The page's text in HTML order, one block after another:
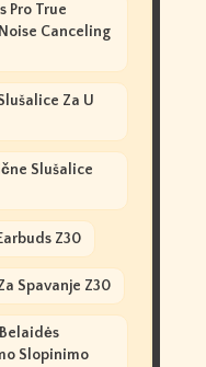
Pro True
Canceling
Za U
Slušalice
Z30
Spavanje Z30
Slopinimo